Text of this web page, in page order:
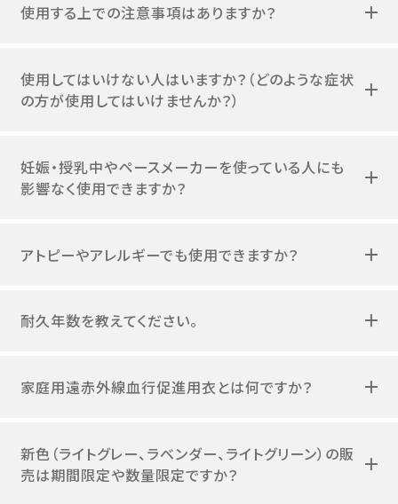
使用する上での注意事項はありますか？
使用してはいけない人はいますか？（どのような症状
の方が使用してはいけませんか？）
妊娠・授乳中やペースメーカーを使っている人にも
影響なく使用できますか？
アトピーやアレルギーでも使用できますか？
耐久年数を教えてください。
家庭用遠赤外線血行促進用衣とは何ですか？
新色（ライトグレー、ラベンダー、ライトグリーン）の販
売は期間限定や数量限定ですか？